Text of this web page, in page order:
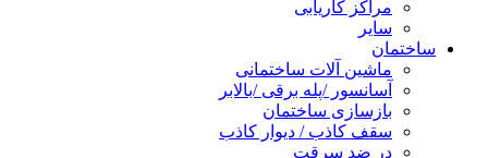
مراکز کاریابی
سایر
ساختمان
ماشین آلات ساختمانی
آسانسور /پله برقی /بالابر
بازسازی ساختمان
سقف کاذب / دیوار کاذب
در ضد سرقت